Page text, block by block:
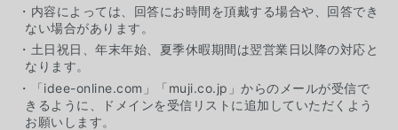
・内容によっては、回答にお時間を頂戴する場合や、回答でき
ない場合があります。
・土日祝日、年末年始、夏季休暇期間は翌営業日以降の対応と
なります。
・「idee-online.com」「muji.co.jp」からのメールが受信で
きるように、ドメインを受信リストに追加していただくよう
お願いします。